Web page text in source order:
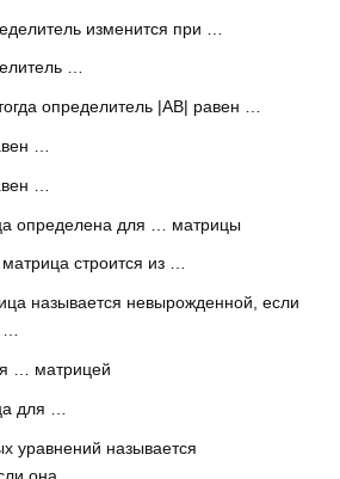
изменится при …
…
определитель |AB| равен …
…
…
определена для … матрицы
строится из …
называется невырожденной, если
… матрицей
для …
уравнений называется
она …